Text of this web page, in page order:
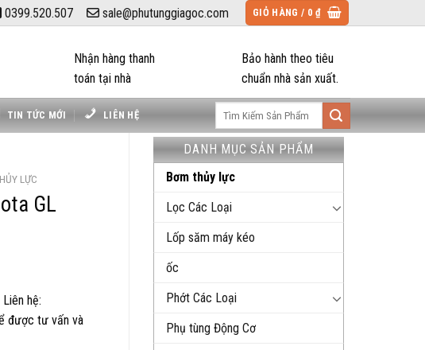
0399.520.507 sale@phutunggiagoc.com GIỎ HÀNG / 0 ₫
Nhận hàng thanh
toán tại nhà
Bảo hành theo tiêu
chuẩn nhà sản xuất.
TIN TỨC MỚI LIÊN HỆ
DANH MỤC SẢN PHẨM
Bơm thủy lực
Lọc Các Loại
Lốp săm máy kéo
ốc
Phớt Các Loại
Phụ tùng Động Cơ
LỰC
GL
hệ:
được tư vấn và